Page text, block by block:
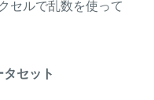
セルで乱数を使って
セット